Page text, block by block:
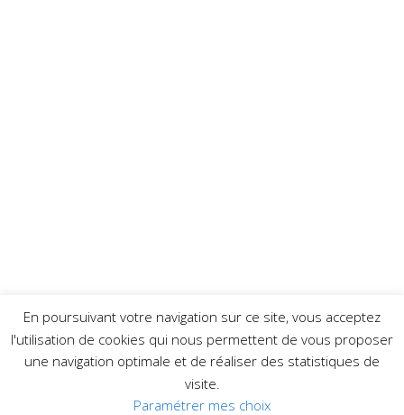
En poursuivant votre navigation sur ce site, vous acceptez
l'utilisation de cookies qui nous permettent de vous proposer
une navigation optimale et de réaliser des statistiques de
visite.
Paramétrer mes choix